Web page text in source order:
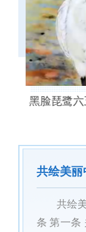
黑脸琵鹭
共绘美丽
共绘
条 第一条